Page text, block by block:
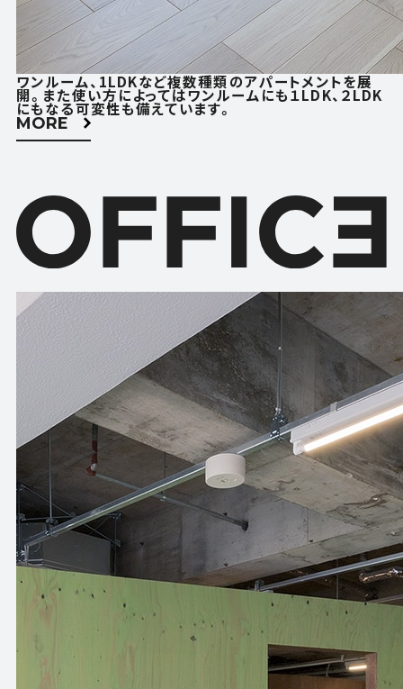
ACCESS
アクセス
FOLLOW US
CONTACT
お問い合わせ
ワンルーム、1LDKなど複数種類のアパートメントを展
開。また使い方によってはワンルームにも１LDK、２LDK
にもなる可変性も備えています。
MORE